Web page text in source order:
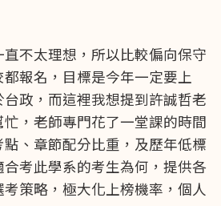
不太理想，所以比較偏向保守
報名，目標是今年一定要上
政，而這裡我想提到許誠哲老
，老師專門花了一堂課的時間
、章節配分比重，及歷年低標
考此學系的考生為何，提供各
策略，極大化上榜機率，個人